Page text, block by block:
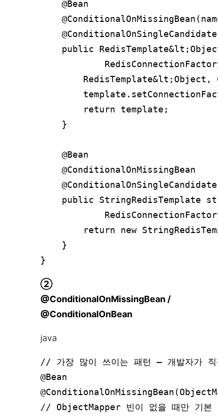
    @Bean
public
RedisTemplate&lt;Object,
        return template;
    }
    @Bean
    @ConditionalOnMissingBean
public StringRedisTemplate
return new
    }
②
@ConditionalOnMissingBean /
@ConditionalOnBean
java
// 가장 많이 쓰이는 패턴 – 개발자가 직
@Bean
// ObjectMapper 빈이 없을 때만 기본